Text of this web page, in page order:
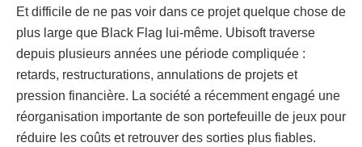
Et difficile de ne pas voir dans ce projet quelque chose de
plus large que Black Flag lui-même. Ubisoft traverse
depuis plusieurs années une période compliquée :
retards, restructurations, annulations de projets et
pression financière. La société a récemment engagé une
réorganisation importante de son portefeuille de jeux pour
réduire les coûts et retrouver des sorties plus fiables.